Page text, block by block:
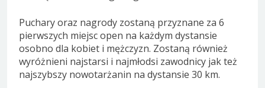
Puchary oraz nagrody zostaną przyznane za 6
pierwszych miejsc open na każdym dystansie
osobno dla kobiet i mężczyzn. Zostaną również
wyróżnieni najstarsi i najmłodsi zawodnicy jak też
najszybszy nowotarżanin na dystansie 30 km.